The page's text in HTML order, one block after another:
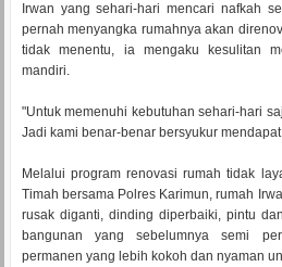
Irwan yang sehari-hari mencari nafkah
pernah menyangka rumahnya akan
tidak menentu, ia mengaku kesulitan
mandiri.
"Untuk memenuhi kebutuhan sehari-hari
Jadi kami benar-benar bersyukur
Melalui program renovasi rumah tidak
Timah bersama Polres Karimun, rumah
rusak diganti, dinding diperbaiki, pintu
bangunan yang sebelumnya semi
permanen yang lebih kokoh dan nyaman